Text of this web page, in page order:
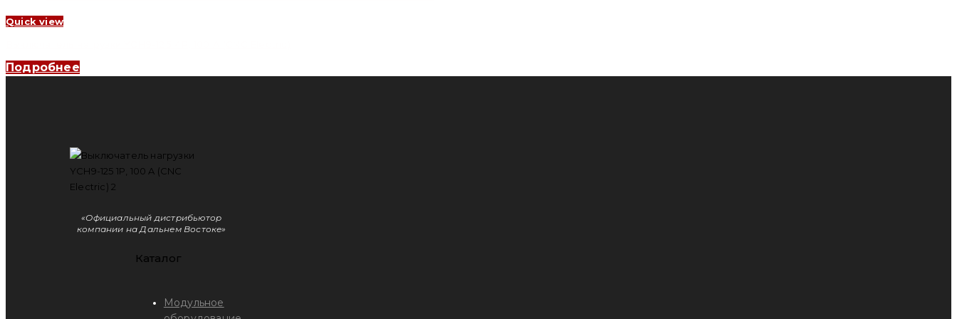
Quick view
Подробнее
«Официальный дистрибьютор
компании на Дальнем Востоке»
Каталог
Модульное